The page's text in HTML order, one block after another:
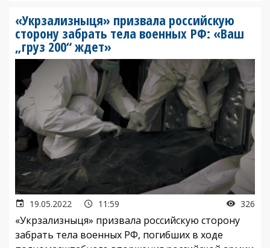
«Укрзализныця» призвала российскую
сторону забрать тела военных РФ: «Ваш
„груз 200“ ждет»
19.05.2022 11:59 326
«Укрзализныця» призвала российскую сторону
забрать тела военных РФ, погибших в ходе